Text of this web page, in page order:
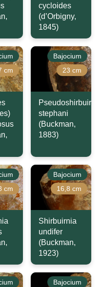
cycloides
(d’Orbigny,
1845)
cm
Bajocium
23 cm
Pseudoshirbuirnia
stephani
(Buckman,
1883)
cm
Bajocium
16,8 cm
Shirbuirnia
undifer
(Buckman,
1923)
Bajocium